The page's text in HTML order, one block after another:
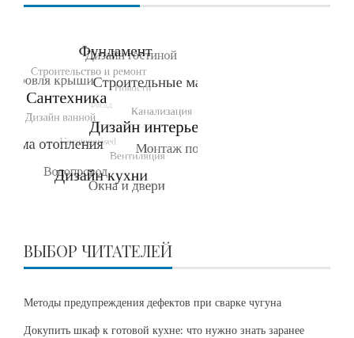
ВЫБОР ЧИТАТЕЛЕЙ
Методы предупреждения дефектов при сварке чугуна
Докупить шкаф к готовой кухне: что нужно знать заранее